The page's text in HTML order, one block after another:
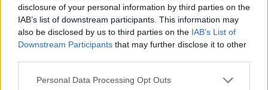
disclosure of your personal information by third parties on the
IAB’s list of downstream participants. This information may
also be disclosed by us to third parties on the IAB’s List of
Downstream Participants that may further disclose it to other
Please note that this website/app uses one or more Google
Personal Data Processing Opt Outs
IGAZI RITKASÁG: KILENC NAPPAL KORÁBBAN
NYITJÁK MEG A FELÚJÍTÁS ALATT ÁLLÓ HECSEI ÚTI
FELÜLJÁRÓT
az átkelőt, az autóbuszok is visszatérnek eredeti útvonalukra.